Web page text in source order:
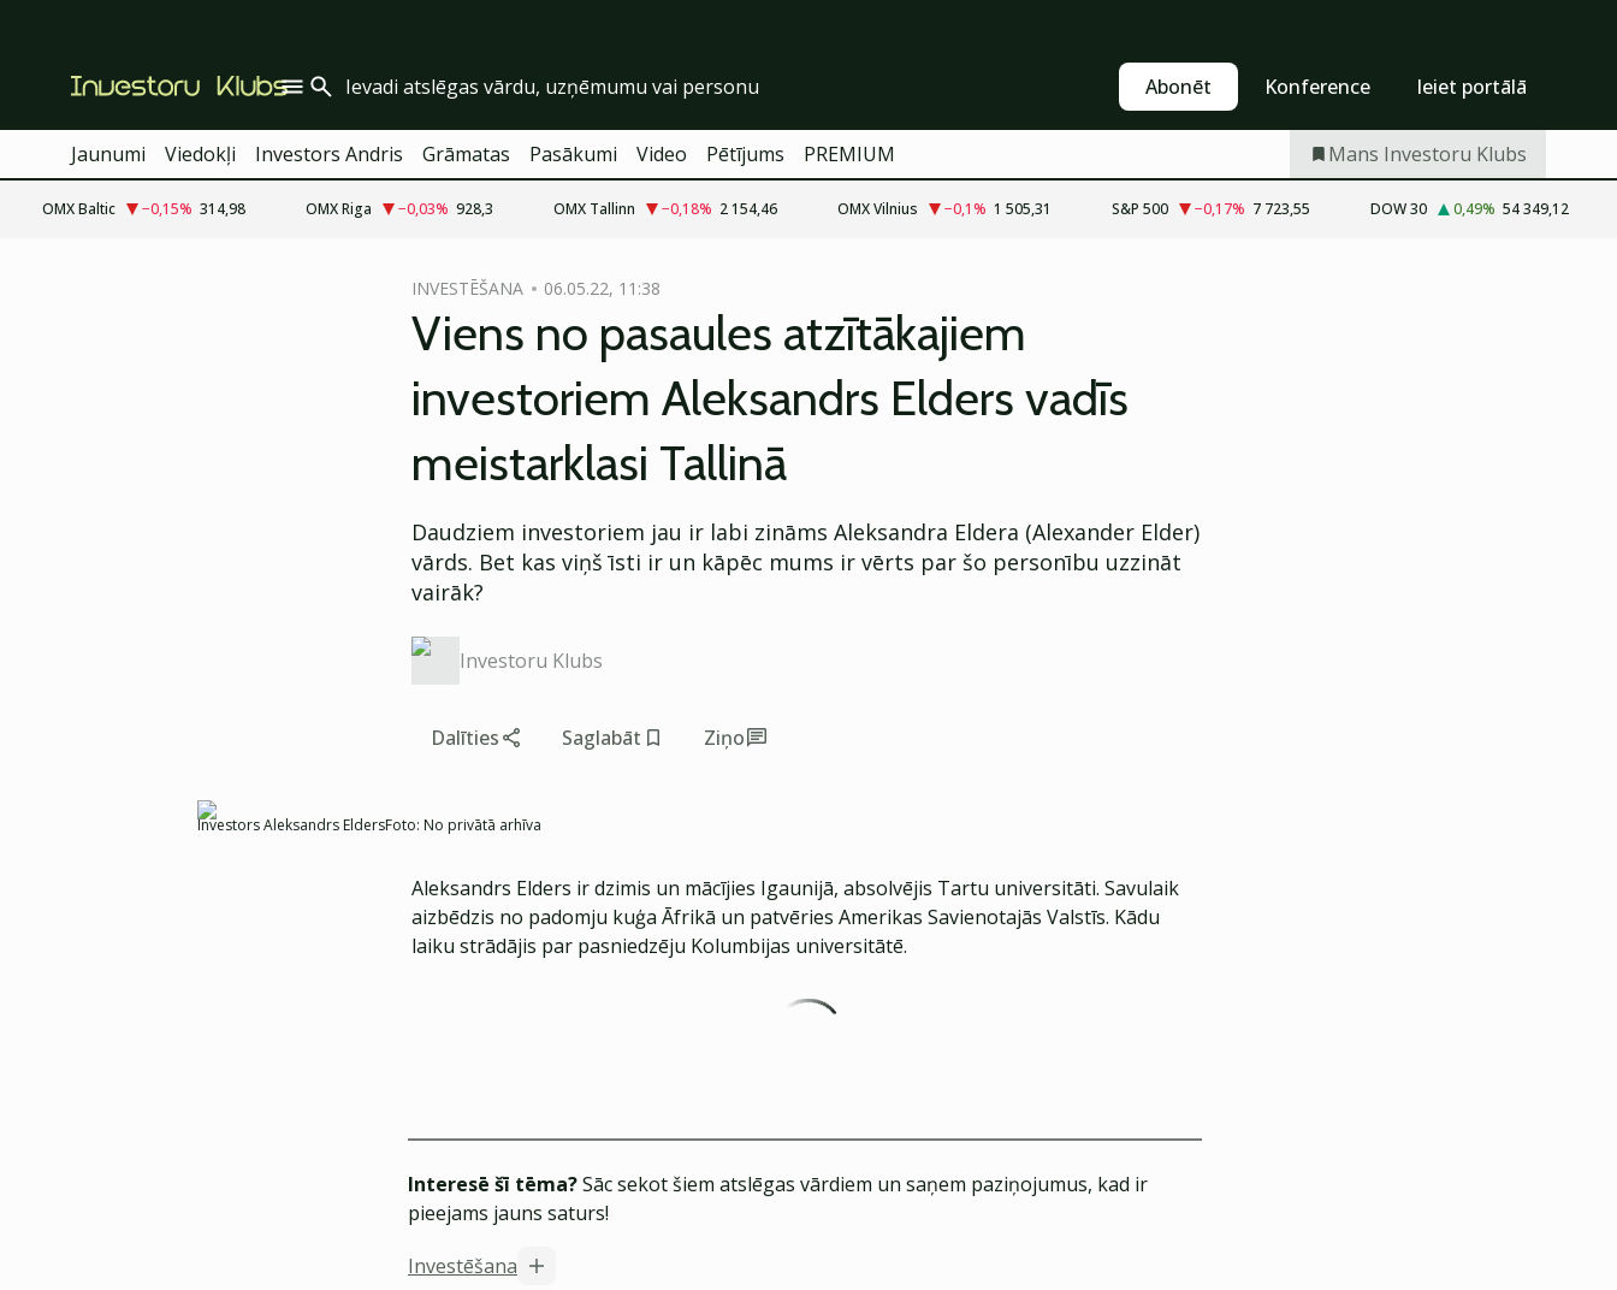
Abonēt Konference Ieiet portālā
Jaunumi Viedokļi Investors Andris Grāmatas Pasākumi Video Pētījums PREMIUM Mans Investoru Klubs
OMX Baltic −0,15% 314,98 OMX Riga −0,03% 928,3 OMX Tallinn −0,18% 2 154,46 OMX Vilnius −0,1% 1 505,31 S&P 500 −0,17% 7 723,55 DOW 30 0,49% 54 349,12
INVESTĒŠANA 06.05.22, 11:38
Viens no pasaules atzītākajiem
investoriem Aleksandrs Elders vadīs
meistarklasi Tallinā
Daudziem investoriem jau ir labi zināms Aleksandra Eldera (Alexander Elder)
vārds. Bet kas viņš īsti ir un kāpēc mums ir vērts par šo personību uzzināt
vairāk?
Investoru Klubs
Dalīties Saglabāt Ziņo
Investors Aleksandrs EldersFoto: No privātā arhīva
Aleksandrs Elders ir dzimis un mācījies Igaunijā, absolvējis Tartu universitāti. Savulaik
aizbēdzis no padomju kuģa Āfrikā un patvēries Amerikas Savienotajās Valstīs. Kādu
laiku strādājis par pasniedzēju Kolumbijas universitātē.
Interesē šī tēma?Sāc sekot šiem atslēgas vārdiem un saņem paziņojumus, kad ir
pieejams jauns saturs!
Investēšana